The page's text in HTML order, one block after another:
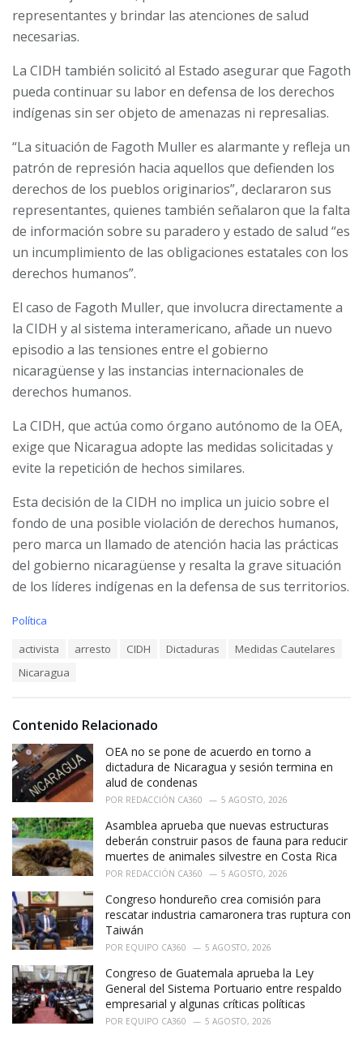
representantes y brindar las atenciones de salud
necesarias.
La CIDH también solicitó al Estado asegurar que Fagoth
pueda continuar su labor en defensa de los derechos
indígenas sin ser objeto de amenazas ni represalias.
“La situación de Fagoth Muller es alarmante y refleja un
patrón de represión hacia aquellos que defienden los
derechos de los pueblos originarios”, declararon sus
representantes, quienes también señalaron que la falta
de información sobre su paradero y estado de salud “es
un incumplimiento de las obligaciones estatales con los
derechos humanos”.
El caso de Fagoth Muller, que involucra directamente a
la CIDH y al sistema interamericano, añade un nuevo
episodio a las tensiones entre el gobierno
nicaragüense y las instancias internacionales de
derechos humanos.
La CIDH, que actúa como órgano autónomo de la OEA,
exige que Nicaragua adopte las medidas solicitadas y
evite la repetición de hechos similares.
Esta decisión de la CIDH no implica un juicio sobre el
fondo de una posible violación de derechos humanos,
pero marca un llamado de atención hacia las prácticas
del gobierno nicaragüense y resalta la grave situación
de los líderes indígenas en la defensa de sus territorios.
C
i
s
:
Política
activista arresto CIDH Dictaduras
Medidas Cautelares
Nicaragua
Contenido Relacionado
OEA no se pone de acuerdo en torno a
dictadura de Nicaragua y sesión termina en
alud de condenas
POR REDACCIÓN CA360 5 AGOSTO, 2026
Asamblea aprueba que nuevas estructuras
deberán construir pasos de fauna para reducir
muertes de animales silvestre en Costa Rica
POR REDACCIÓN CA360 5 AGOSTO, 2026
Congreso hondureño crea comisión para
rescatar industria camaronera tras ruptura con
Taiwán
POR EQUIPO CA360 5 AGOSTO, 2026
Congreso de Guatemala aprueba la Ley
General del Sistema Portuario entre respaldo
empresarial y algunas críticas políticas
POR EQUIPO CA360 5 AGOSTO, 2026